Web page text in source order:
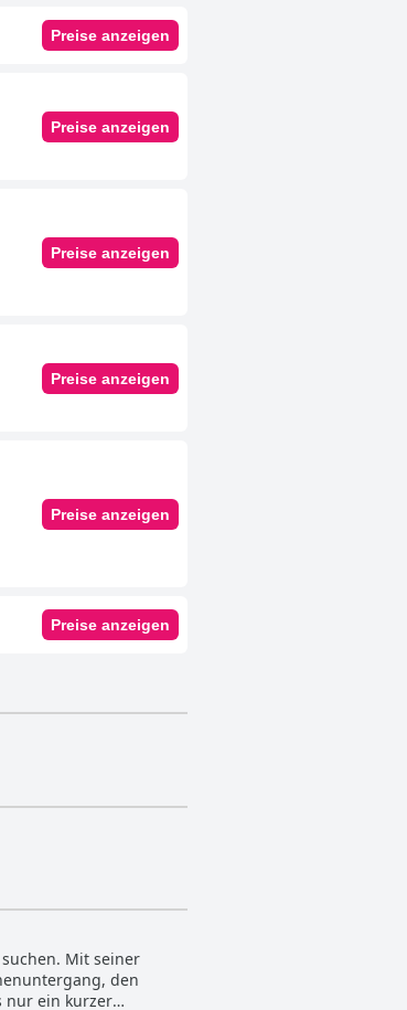
Preise anzeigen
Preise anzeigen
Preise anzeigen
Preise anzeigen
Preise anzeigen
Preise anzeigen
Mit seiner
den
nur ein kurzer